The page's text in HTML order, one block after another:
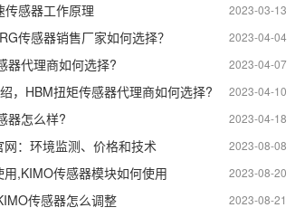
2023-03-13
传感器工作原理
2023-04-04
传感器销售厂家如何选择？
2023-04-07
器代理商如何选择?
2023-04-10
，HBM扭矩传感器代理商如何选择?
2023-04-18
器怎么样?
2023-08-08
：环境监测、价格和技术
2023-08-20
,KIMO传感器模块如何使用
2023-08-21
传感器怎么调整